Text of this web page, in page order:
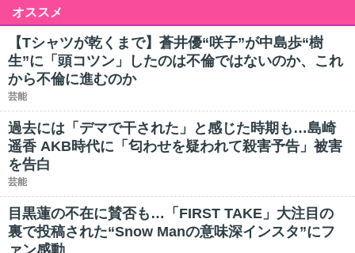
オススメ
【Tシャツが乾くまで】蒼井優“咲子”が中島歩“樹
生”に「頭コツン」したのは不倫ではないのか、これ
から不倫に進むのか
芸能
過去には「デマで干された」と感じた時期も…島崎
遥香 AKB時代に「匂わせを疑われて殺害予告」被害
を告白
芸能
目黒蓮の不在に賛否も…「FIRST TAKE」大注目の
裏で投稿された“Snow Manの意味深インスタ”にフ
ァン感動